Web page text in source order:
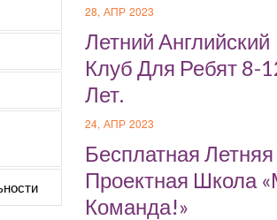
28, АПР 2023
Летний Английский
Клуб Для Ребят 8-
Лет.
24, АПР 2023
Бесплатная Летняя
Проектная Школа
Команда!»